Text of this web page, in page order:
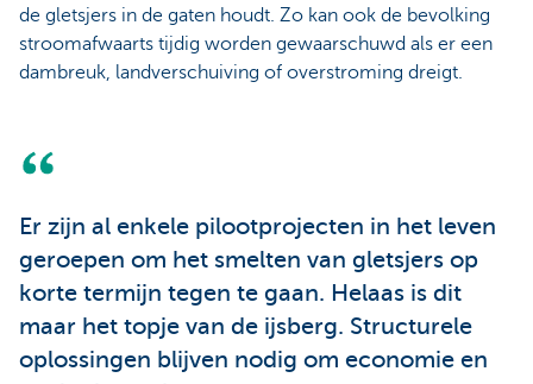
de gletsjers in de gaten houdt. Zo kan ook de bevolking
stroomafwaarts tijdig worden gewaarschuwd als er een
dambreuk, landverschuiving of overstroming dreigt.
Er zijn al enkele pilootprojecten in het leven
geroepen om het smelten van gletsjers op
korte termijn tegen te gaan. Helaas is dit
maar het topje van de ijsberg. Structurele
oplossingen blijven nodig om economie en